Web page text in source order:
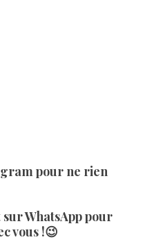
pour ne rien
WhatsApppour
vous !😉